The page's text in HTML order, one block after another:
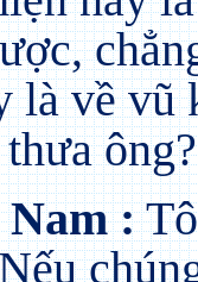
là về vũ
ông?
: